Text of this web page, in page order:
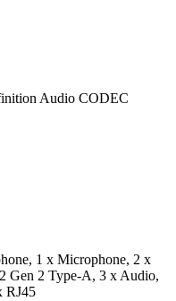
Audio CODEC
1 х Microphone, 2 x
Gen 2 Type-A, 3 x Audio,
RJ45